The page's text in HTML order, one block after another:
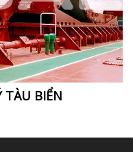
TÀU BIỂN